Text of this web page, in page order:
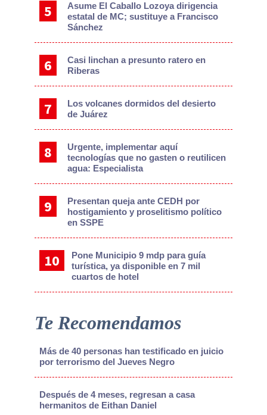
Asume El Caballo Lozoya dirigencia
estatal de MC; sustituye a Francisco
Sánchez
Casi linchan a presunto ratero en
Riberas
Los volcanes dormidos del desierto
de Juárez
Urgente, implementar aquí
tecnologías que no gasten o reutilicen
agua: Especialista
Presentan queja ante CEDH por
hostigamiento y proselitismo político
en SSPE
Pone Municipio 9 mdp para guía
turística, ya disponible en 7 mil
cuartos de hotel
Te Recomendamos
Más de 40 personas han testificado en juicio
por terrorismo del Jueves Negro
Después de 4 meses, regresan a casa
hermanitos de Eithan Daniel